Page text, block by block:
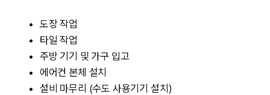
도장 작업
타일 작업
주방 기기 및 가구 입고
에어컨 본체 설치
설비 마무리 (수도 사용기기 설치)